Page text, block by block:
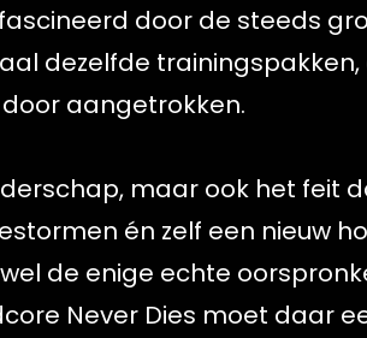
door de steeds
dezelfde
aangetrokken.
maar ook het feit
én zelf een nieuw
de enige echte
Never Dies moet daar